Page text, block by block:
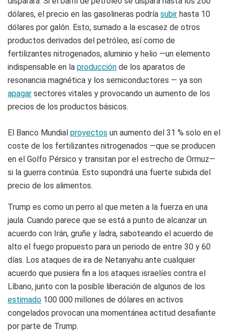
dólares, el precio en las gasolineras podría subir hasta 10
dólares por galón. Esto, sumado a la escasez de otros
productos derivados del petróleo, así como de
fertilizantes nitrogenados, aluminio y helio —un elemento
indispensable en la producción de los aparatos de
resonancia magnética y los semiconductores — ya son
apagar sectores vitales y provocando un aumento de los
precios de los productos básicos.
El Banco Mundial proyectos un aumento del 31 % solo en el
coste de los fertilizantes nitrogenados —que se producen
en el Golfo Pérsico y transitan por el estrecho de Ormuz—
si la guerra continúa. Esto supondrá una fuerte subida del
precio de los alimentos.
Trump es como un perro al que meten a la fuerza en una
jaula. Cuando parece que se está a punto de alcanzar un
acuerdo con Irán, gruñe y ladra, saboteando el acuerdo de
alto el fuego propuesto para un periodo de entre 30 y 60
días. Los ataques de ira de Netanyahu ante cualquier
acuerdo que pusiera fin a los ataques israelíes contra el
Líbano, junto con la posible liberación de algunos de los
estimado 100 000 millones de dólares en activos
congelados provocan una momentánea actitud desafiante
por parte de Trump.